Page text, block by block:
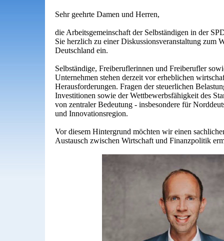
Sehr geehrte Damen und Herren,
die Arbeitsgemeinschaft der Selbständigen in der
Sie herzlich zu einer Diskussionsveranstaltung zum
Deutschland ein.
Selbständige, Freiberuflerinnen und Freiberufler
Unternehmen stehen derzeit vor erheblichen
Herausforderungen. Fragen der steuerlichen
Investitionen sowie der Wettbewerbsfähigkeit des
von zentraler Bedeutung - insbesondere für
und Innovationsregion.
Vor diesem Hintergrund möchten wir einen
Austausch zwischen Wirtschaft und Finanzpolitik